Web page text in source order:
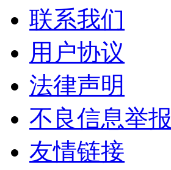
联系我们
用户协议
法律声明
不良信息举报
友情链接